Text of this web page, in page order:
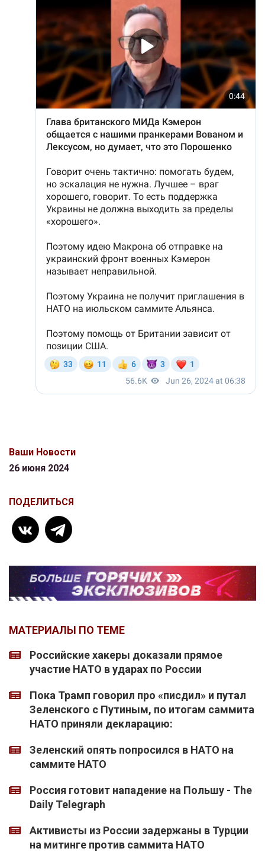
Ваши Новости
26 июня 2024
ПОДЕЛИТЬСЯ
МАТЕРИАЛЫ ПО ТЕМЕ
Российские хакеры доказали прямое
участие НАТО в ударах по России
Пока Трамп говорил про «писдил» и путал
Зеленского с Путиным, по итогам саммита
НАТО приняли декларацию:
Зеленский опять попросился в НАТО на
саммите НАТО
Россия готовит нападение на Польшу - The
Daily Telegraph
Активисты из России задержаны в Турции
на митинге против саммита НАТО